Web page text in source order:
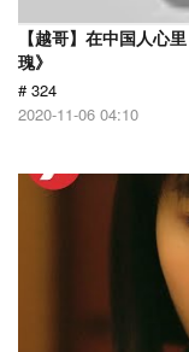
【越哥】在中国人心
瑰》
# 324
2020-11-06 04:10